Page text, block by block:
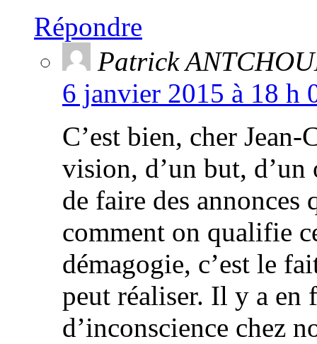
Répondre
Patrick
6 janvier 2015 à 18 h
C’est bien, cher Jean-
vision, d’un but,
de faire des annonces
comment on qualifie
démagogie, c’est le
peut réaliser. Il y a en
d’inconscience chez